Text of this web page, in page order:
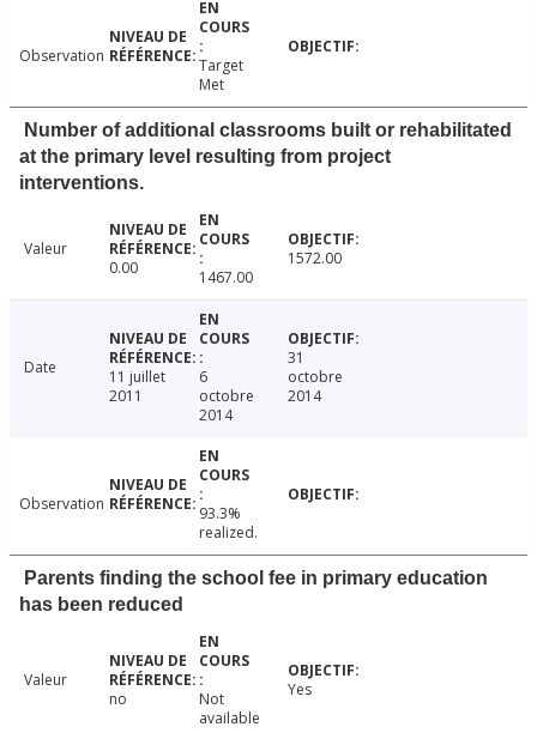
Observation
Target
Met
Number of additional classrooms built or rehabilitated
at the primary level resulting from project
interventions.
Valeur
0.00
1467.00
1572.00
Date
11 juillet
2011
6
octobre
2014
31
octobre
2014
Observation
93.3%
realized.
Parents finding the school fee in primary education
has been reduced
Valeur
no
Not
available
Yes